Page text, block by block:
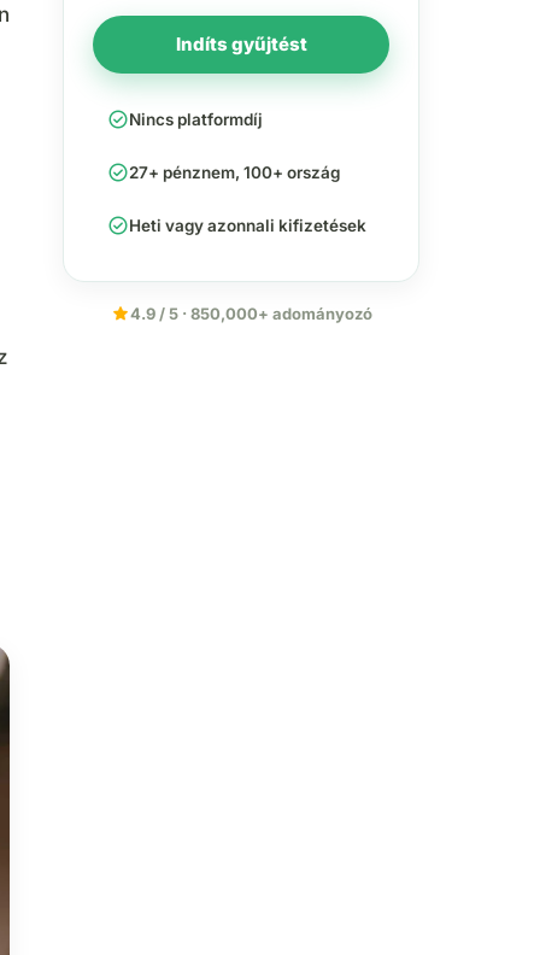
Indíts gyűjtést
check_circleNincs platformdíj
check_circle27+ pénznem, 100+ ország
check_circleHeti vagy azonnali kifizetések
star4.9 / 5 · 850,000+ adományozó